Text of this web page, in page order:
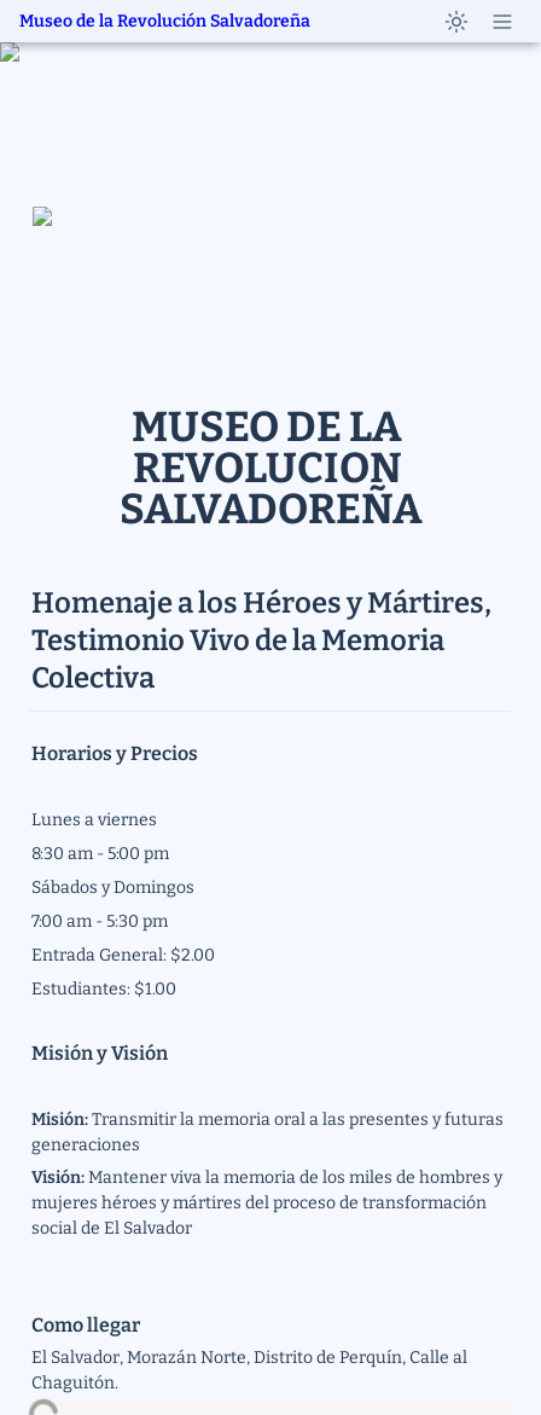
Museo de la Revolución Salvadoreña
MUSEO DE LA
REVOLUCION
SALVADOREÑA
Homenaje a los Héroes y Mártires,
Testimonio Vivo de la Memoria
Colectiva
Horarios y Precios
Lunes a viernes
8:30 am - 5:00 pm
Sábados y Domingos
7:00 am - 5:30 pm
Entrada General: $2.00
Estudiantes: $1.00
Misión y Visión
Misión: Transmitir la memoria oral a las presentes y futuras
generaciones
Visión: Mantener viva la memoria de los miles de hombres y
mujeres héroes y mártires del proceso de transformación
social de El Salvador
Como llegar
El Salvador, Morazán Norte, Distrito de Perquín, Calle al
Chaguitón.